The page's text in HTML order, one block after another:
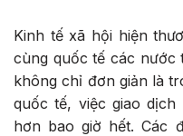
Kinh tế xã hội hiện
cùng quốc tế các nước
không chỉ đơn giản là
quốc tế, việc giao
hơn bao giờ hết. Các